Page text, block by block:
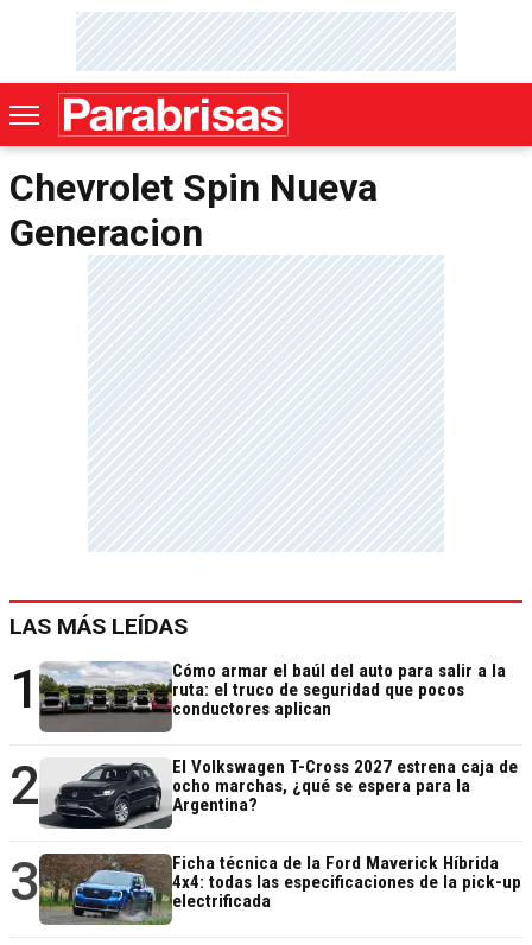
Chevrolet Spin Nueva
Generacion
LAS MÁS LEÍDAS
1
Cómo armar el baúl del auto para salir a la
ruta: el truco de seguridad que pocos
conductores aplican
2
El Volkswagen T-Cross 2027 estrena caja de
ocho marchas, ¿qué se espera para la
Argentina?
3
Ficha técnica de la Ford Maverick Híbrida
4x4: todas las especificaciones de la pick-up
electrificada